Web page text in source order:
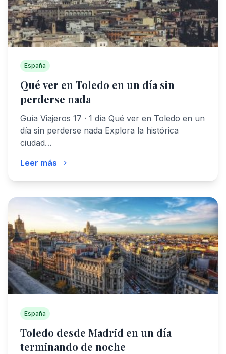
España
Qué ver en Toledo en un día sin
perderse nada
Guía Viajeros 17 · 1 día Qué ver en Toledo en un
día sin perderse nada Explora la histórica
ciudad…
Leer más
España
Toledo desde Madrid en un día
terminando de noche